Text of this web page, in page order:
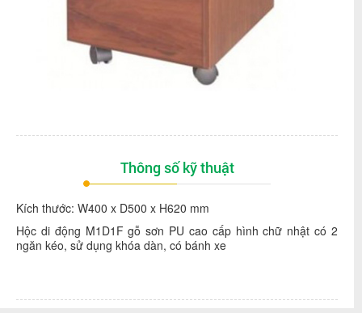
Thông số kỹ thuật
Kích thước: W400 x D500 x H620 mm
Hộc di động M1D1F gỗ sơn PU cao cấp hình chữ nhật có 2
ngăn kéo, sử dụng khóa dàn, có bánh xe